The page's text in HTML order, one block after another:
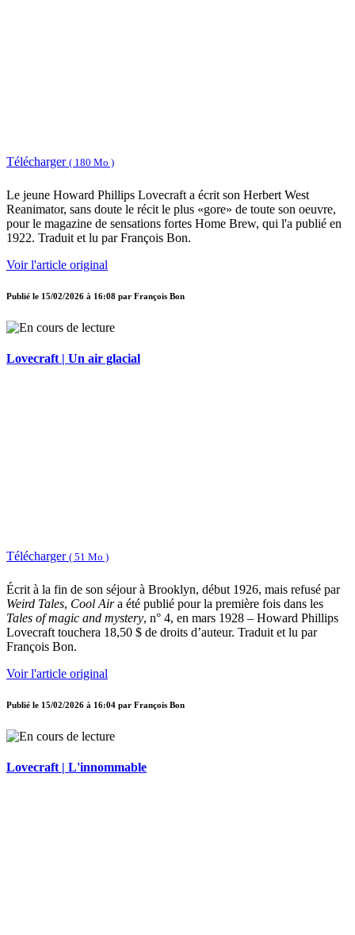
Télécharger ( 180 Mo )
Le jeune Howard Phillips Lovecraft a écrit son Herbert West
Reanimator, sans doute le récit le plus «gore» de toute son oeuvre,
pour le magazine de sensations fortes Home Brew, qui l'a publié en
1922. Traduit et lu par François Bon.
Voir l'article original
Publié le 15/02/2026 à 16:08 par François Bon
Lovecraft | Un air glacial
Télécharger ( 51 Mo )
Écrit à la fin de son séjour à Brooklyn, début 1926, mais refusé par
Weird Tales, Cool Aira été publié pour la première fois dans les
Tales of magic and mystery, n° 4, en mars 1928 – Howard Phillips
Lovecraft touchera 18,50 $ de droits d’auteur. Traduit et lu par
François Bon.
Voir l'article original
Publié le 15/02/2026 à 16:04 par François Bon
Lovecraft | L'innommable